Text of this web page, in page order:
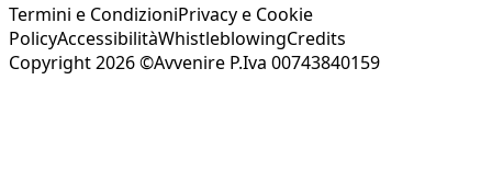
Termini e CondizioniPrivacy e Cookie
PolicyAccessibilitàWhistleblowingCredits
Copyright 2026 ©Avvenire P.Iva 00743840159